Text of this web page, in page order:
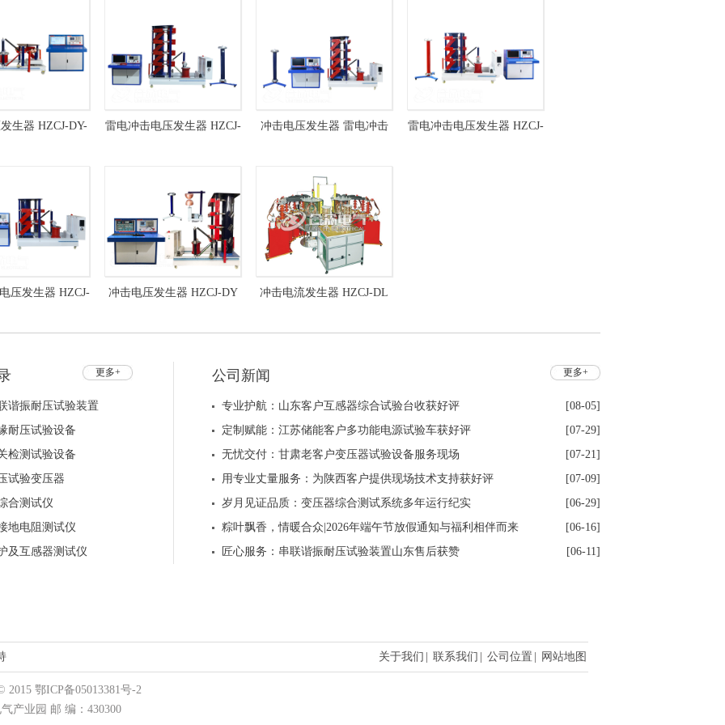
生器 HZCJ-DY- 雷电冲击电压发生器 HZCJ- 冲击电压发生器 雷电冲击
400kV/20kJ
雷电冲击电压发生器 HZCJ-
压发生器 HZCJ- 冲击电压发生器 HZCJ-DY 冲击电流发生器 HZCJ-DL
更多+
谐振耐压试验装置
耐压试验设备
检测试验设备
试验变压器
合测试仪
地电阻测试仪
及互感器测试仪
更多+
公司新闻
[08-05]
专业护航：山东客户互感器综合试验台收获好评
[07-29]
定制赋能：江苏储能客户多功能电源试验车获好评
[07-21]
无忧交付：甘肃老客户变压器试验设备服务现场
[07-09]
用专业丈量服务：为陕西客户提供现场技术支持获好评
[06-29]
岁月见证品质：变压器综合测试系统多年运行纪实
[06-16]
粽叶飘香，情暖合众|2026年端午节放假通知与福利相伴而来
[06-11]
匠心服务：串联谐振耐压试验装置山东售后获赞
关于我们 联系我们 公司位置 网站地图
鄂ICP备05013381号-2
产业园 邮 编：430300